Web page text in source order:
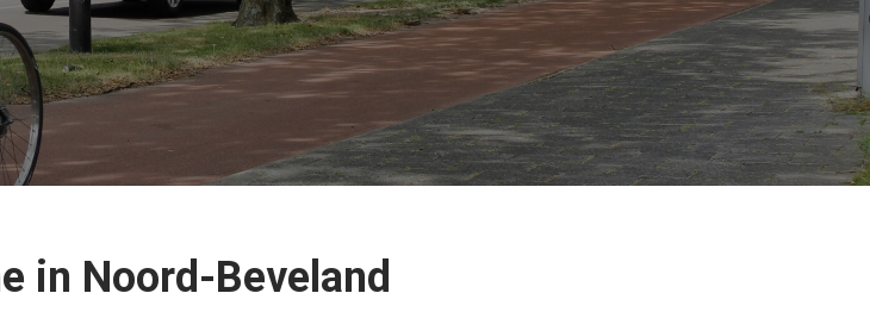
in Noord-Beveland